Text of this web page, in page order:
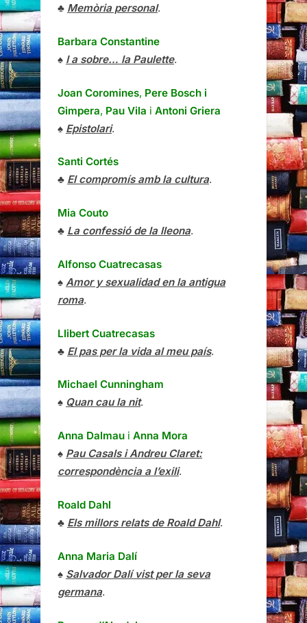
♣ Memòria personal.
Barbara Constantine
♠ I a sobre… la Paulette.
Joan Coromines, Pere Bosch i
Gimpera, Pau Vila i Antoni Griera
♠ Epistolari.
Santi Cortés
♣ El compromís amb la cultura.
Mia Couto
♣ La confessió de la lleona.
Alfonso Cuatrecasas
♠ Amor y sexualidad en la antigua
roma.
Llibert Cuatrecasas
♣ El pas per la vida al meu país.
Michael Cunningham
♠ Quan cau la nit.
Anna Dalmau i Anna Mora
♠ Pau Casals i Andreu Claret:
correspondència a l’exili.
Roald Dahl
♣ Els millors relats de Roald Dahl.
Anna Maria Dalí
♠ Salvador Dalí vist per la seva
germana.